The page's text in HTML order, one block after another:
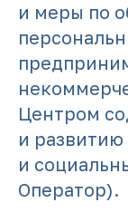
и меры по
Центром
и
и
Оператор).